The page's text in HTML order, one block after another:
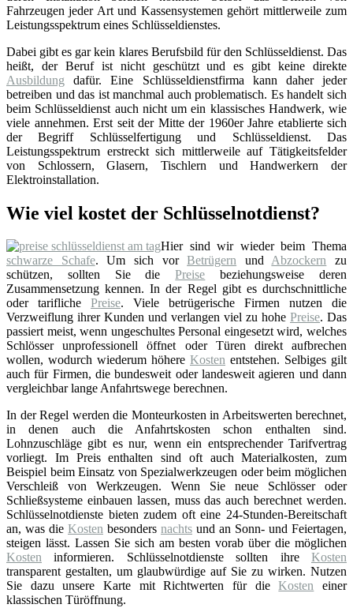
Fahrzeugen jeder Art und Kassensystemen gehört mittlerweile zum
Leistungsspektrum eines Schlüsseldienstes.
Dabei gibt es gar kein klares Berufsbild für den Schlüsseldienst. Das
heißt, der Beruf ist nicht geschützt und es gibt keine direkte
Ausbildung dafür. Eine Schlüsseldienstfirma kann daher jeder
betreiben und das ist manchmal auch problematisch. Es handelt sich
beim Schlüsseldienst auch nicht um ein klassisches Handwerk, wie
viele annehmen. Erst seit der Mitte der 1960er Jahre etablierte sich
der Begriff Schlüsselfertigung und Schlüsseldienst. Das
Leistungsspektrum erstreckt sich mittlerweile auf Tätigkeitsfelder
von Schlossern, Glasern, Tischlern und Handwerkern der
Elektroinstallation.
Wie viel kostet der Schlüsselnotdienst?
Hier sind wir wieder beim Thema
schwarze Schafe. Um sich vorBetrügern undAbzockern zu
schützen, sollten Sie diePreise beziehungsweise deren
Zusammensetzung kennen. In der Regel gibt es durchschnittliche
oder tarifliche Preise. Viele betrügerische Firmen nutzen die
Verzweiflung ihrer Kunden und verlangen viel zu hohe Preise. Das
passiert meist, wenn ungeschultes Personal eingesetzt wird, welches
Schlösser unprofessionell öffnet oder Türen direkt aufbrechen
wollen, wodurch wiederum höhere Kosten entstehen. Selbiges gilt
auch für Firmen, die bundesweit oder landesweit agieren und dann
vergleichbar lange Anfahrtswege berechnen.
In der Regel werden die Monteurkosten in Arbeitswerten berechnet,
in denen auch die Anfahrtskosten schon enthalten sind.
Lohnzuschläge gibt es nur, wenn ein entsprechender Tarifvertrag
vorliegt. Im Preis enthalten sind oft auch Materialkosten, zum
Beispiel beim Einsatz von Spezialwerkzeugen oder beim möglichen
Verschleiß von Werkzeugen. Wenn Sie neue Schlösser oder
Schließsysteme einbauen lassen, muss das auch berechnet werden.
Schlüsselnotdienste bieten zudem oft eine 24-Stunden-Bereitschaft
an, was die Kosten besonders nachts und an Sonn- und Feiertagen,
steigen lässt. Lassen Sie sich am besten vorab über die möglichen
Kosten informieren. Schlüsselnotdienste sollten ihre Kosten
transparent gestalten, um glaubwürdige auf Sie zu wirken. Nutzen
Sie dazu unsere Karte mit Richtwerten für dieKosten einer
klassischen Türöffnung.